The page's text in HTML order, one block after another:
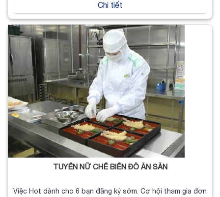
Chi tiết
TUYỂN NỮ CHẾ BIẾN ĐỒ ĂN SẴN
Việc Hot dành cho 6 bạn đăng ký sớm. Cơ hội tham gia đơn